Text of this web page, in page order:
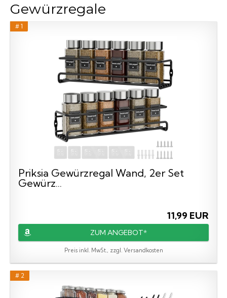
Gewürzregale
# 1
Priksia Gewürzregal Wand, 2er Set
Gewürz...
11,99 EUR
ZUM ANGEBOT*
Preis inkl. MwSt., zzgl. Versandkosten
# 2